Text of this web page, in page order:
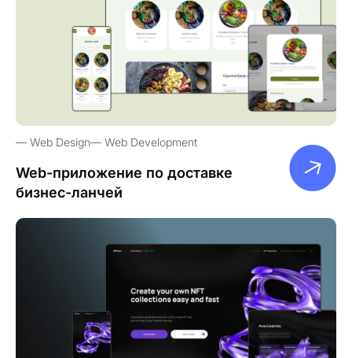
Web Design Web Development
Web-приложение по доставке
бизнес-ланчей